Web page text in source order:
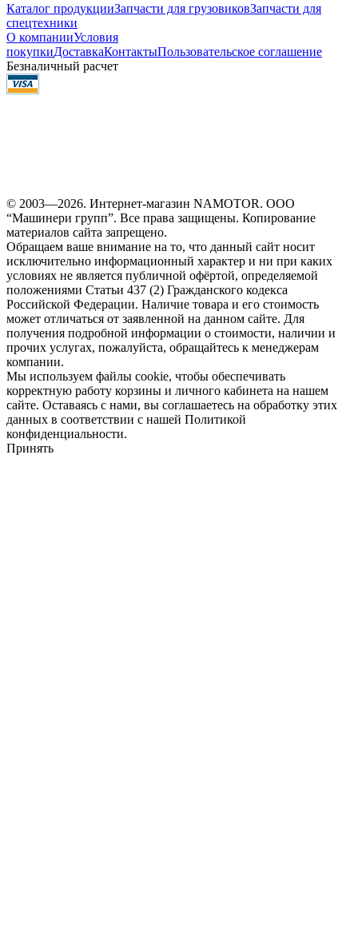
Каталог продукцииЗапчасти для грузовиковЗапчасти для
спецтехники
О компанииУсловия
покупкиДоставкаКонтактыПользовательское соглашение
Безналичный расчет
© 2003—2026. Интернет-магазин NAMOTOR. ООО
“Машинери групп”. Все права защищены. Копирование
материалов сайта запрещено.
Обращаем ваше внимание на то, что данный сайт носит
исключительно информационный характер и ни при каких
условиях не является публичной офёртой, определяемой
положениями Статьи 437 (2) Гражданского кодекса
Российской Федерации. Наличие товара и его стоимость
может отличаться от заявленной на данном сайте. Для
получения подробной информации о стоимости, наличии и
прочих услугах, пожалуйста, обращайтесь к менеджерам
компании.
Мы используем файлы cookie, чтобы обеспечивать
корректную работу корзины и личного кабинета на нашем
сайте. Оставаясь с нами, вы соглашаетесь на обработку этих
данных в соответствии с нашей Политикой
конфиденциальности.
Принять